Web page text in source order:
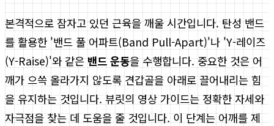
본격적으로 잠자고 있던 근육을 깨울 시간입니다. 탄성 밴드
를 활용한 '밴드 풀 어파트(Band Pull-Apart)'나 'Y-레이즈
(Y-Raise)'와 같은 밴드 운동을 수행합니다. 중요한 것은 어
깨가 으쓱 올라가지 않도록 견갑골을 아래로 끌어내리는 힘
을 유지하는 것입니다. 뷰릿의 영상 가이드는 정확한 자세와
자극점을 찾는 데 도움을 줄 것입니다. 이 단계는 어깨를 제